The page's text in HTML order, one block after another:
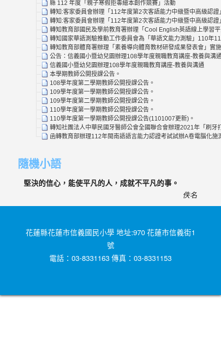
縣 112 年度「親子寒假拒毒繪本創作競賽」活動
轉知:客家委員會辦理「112年度第2次客語能力中級暨中高級認
轉知:客家委員會辦理「112年度第2次客語能力中級暨中高級認
轉知教育部國民及學前教育署辦理「Cool English英語線上學習
轉知國家華語測驗推動工作委員會為「華語文能力測驗」110年
轉知教育部體育署辦理「素養導向體育教材研發成果發表會」實
公告：信義國小暨幼兒園辦理108學年度親職教育講座-教養與溝
信義國小暨幼兒園辦理108學年度親職教育講座-教養與溝通
本學期教師公開授課公告。
108學年度第二學期教師公開授課公告。
109學年度第一學期教師公開授課公告。
109學年度第二學期教師公開授課公告。
110學年度第一學期教師公開授課公告。
110學年度第一學期教師公開授課公告(1101007更新)。
轉知社團法人中華民國牙醫師公會全國聯合會辦理2021年「刷牙
函轉教育部辦理112年閩南語語言能力認證考試試辦A卷電腦化
隨機小語
堅決的信心，能使平凡的人，成就不平凡的事。
佚名
花蓮縣花蓮市信義國民小學 地址:970 花蓮市信義街1
號
電話：03-8331163 傳真：03-8331153